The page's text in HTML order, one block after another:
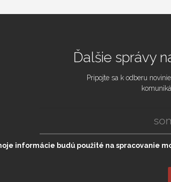
Ďalšie správy
Pripojte sa k odberu
informácie budú použité na spracovanie